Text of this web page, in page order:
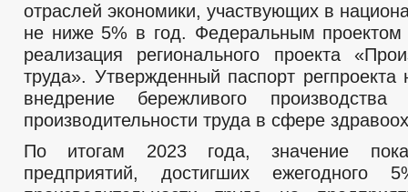
отраслей экономики, участвующих в
не ниже 5% в год. Федеральным проектом
реализация регионального проекта
труда». Утвержденный паспорт
внедрение бережливого
производительности труда в сфере
По итогам 2023 года, значение
предприятий, достигших ежегодного